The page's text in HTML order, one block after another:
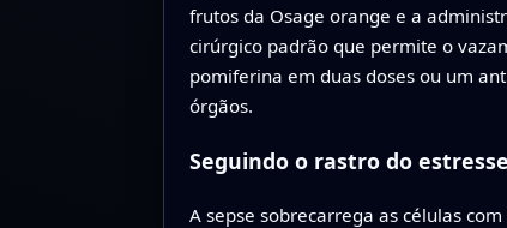
frutos da Osage orange e a
cirúrgico padrão que permite o
pomiferina em duas doses ou um
órgãos.
Seguindo o rastro do
A sepse sobrecarrega as células